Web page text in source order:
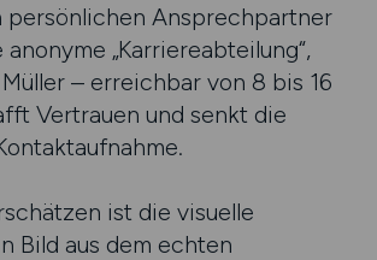
Ansprechpartner
„Karriereabteilung“,
Müller – erreichbar von 8 bis 16
Vertrauen und senkt die
ist die visuelle
Bild aus dem echten